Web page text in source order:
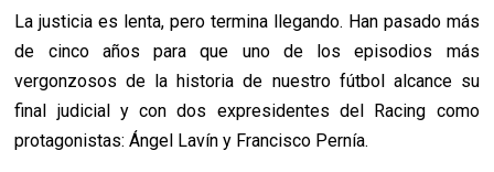
La justicia es lenta, pero termina llegando. Han pasado más
de cinco años para que uno de los episodios más
vergonzosos de la historia de nuestro fútbol alcance su
final judicial y con dos expresidentes del Racing como
protagonistas: Ángel Lavín y Francisco Pernía.